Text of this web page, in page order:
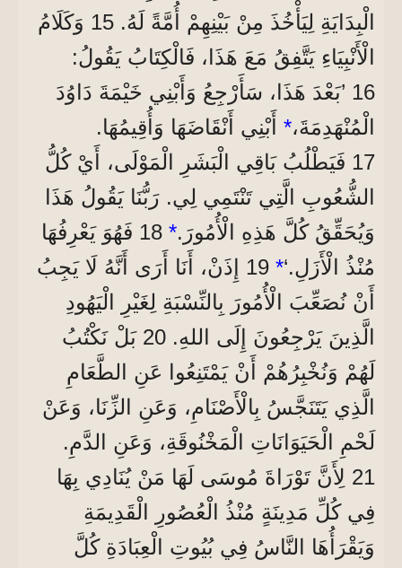
الْبِدَايَةِ لِيَأْخُذَ مِنْ بَيْنِهِمْ أُمَّةً لَهُ. 15 وَكَلَامُ
الْأَنْبِيَاءِ يَتَّفِقُ مَعَ هَذَا، فَالْكِتَابُ يَقُولُ:
16 ’بَعْدَ هَذَا، سَأَرْجِعُ وَأَبْنِي خَيْمَةَ دَاوُدَ
الْمُنْهَدِمَةَ،* أَبْنِي أَنْقَاضَهَا وَأُقِيمُهَا.
17 فَيَطْلُبُ بَاقِي الْبَشَرِ الْمَوْلَى، أَيْ كُلُّ
الشُّعُوبِ الَّتِي تَنْتَمِي لِي. رَبُّنَا يَقُولُ هَذَا
وَيُحَقِّقُ كُلَّ هَذِهِ الْأُمُورَ.*
18 فَهُوَ يَعْرِفُهَا
مُنْذُ الْأَزَلِ.‘*
19 إِذَنْ، أَنَا أَرَى أَنَّهُ لَا يَجِبُ
أَنْ نُصَعِّبَ الْأُمُورَ بِالنِّسْبَةِ لِغَيْرِ الْيَهُودِ
الَّذِينَ يَرْجِعُونَ إِلَى اللهِ. 20 بَلْ نَكْتُبُ
لَهُمْ وَنُخْبِرُهُمْ أَنْ يَمْتَنِعُوا عَنِ الطَّعَامِ
الَّذِي يَتَنَجَّسُ بِالْأَصْنَامِ، وَعَنِ الزِّنَا، وَعَنْ
لَحْمِ الْحَيَوَانَاتِ الْمَخْنُوقَةِ، وَعَنِ الدَّمِ.
21 لِأَنَّ تَوْرَاةَ مُوسَى لَهَا مَنْ يُنَادِي بِهَا
فِي كُلِّ مَدِينَةٍ مُنْذُ الْعُصُورِ الْقَدِيمَةِ
وَيَقْرَأُهَا النَّاسُ فِي بُيُوتِ الْعِبَادَةِ كُلَّ